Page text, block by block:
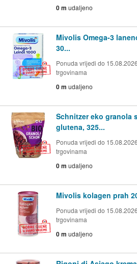
0 m udaljeno
Mivolis Omega-3
30...
Ponuda vrijedi do
trgovinama
0 m udaljeno
Schnitzer eko granola
glutena, 325...
Ponuda vrijedi do
trgovinama
0 m udaljeno
Mivolis kolagen prah
Ponuda vrijedi do
trgovinama
0 m udaljeno